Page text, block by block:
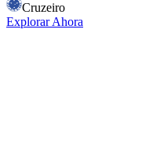
Cruzeiro
Explorar Ahora